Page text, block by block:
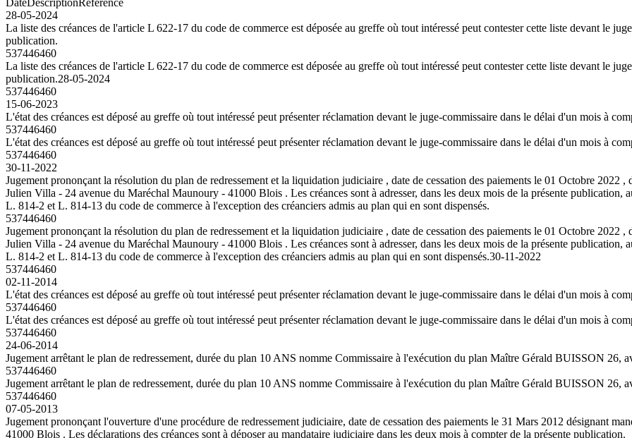
28-05-2024
La liste des créances de l'article L 622-17 du code de commerce est déposée au greffe où tout intéressé peut contester cette liste devant le
publication.
537446460
La liste des créances de l'article L 622-17 du code de commerce est déposée au greffe où tout intéressé peut contester cette liste devant le
publication.28-05-2024
537446460
15-06-2023
L'état des créances est déposé au greffe où tout intéressé peut présenter réclamation devant le juge-commissaire dans le délai d'un mois à
537446460
L'état des créances est déposé au greffe où tout intéressé peut présenter réclamation devant le juge-commissaire dans le délai d'un mois à
537446460
30-11-2022
Jugement prononçant la résolution du plan de redressement et la liquidation judiciaire , date de cessation des paiements le 01 Octobre
Julien Villa - 24 avenue du Maréchal Maunoury - 41000 Blois . Les créances sont à adresser, dans les deux mois de la présente
L. 814-2 et L. 814-13 du code de commerce à l'exception des créanciers admis au plan qui en sont dispensés.
537446460
Jugement prononçant la résolution du plan de redressement et la liquidation judiciaire , date de cessation des paiements le 01 Octobre
Julien Villa - 24 avenue du Maréchal Maunoury - 41000 Blois . Les créances sont à adresser, dans les deux mois de la présente
L. 814-2 et L. 814-13 du code de commerce à l'exception des créanciers admis au plan qui en sont dispensés.30-11-2022
537446460
02-11-2014
L'état des créances est déposé au greffe où tout intéressé peut présenter réclamation devant le juge-commissaire dans le délai d'un mois à
537446460
L'état des créances est déposé au greffe où tout intéressé peut présenter réclamation devant le juge-commissaire dans le délai d'un mois à
537446460
24-06-2014
Jugement arrêtant le plan de redressement, durée du plan 10 ANS nomme Commissaire à l'exécution du plan Maître Gérald BUISSON 26,
537446460
Jugement arrêtant le plan de redressement, durée du plan 10 ANS nomme Commissaire à l'exécution du plan Maître Gérald BUISSON 26,
537446460
07-05-2013
Jugement prononçant l'ouverture d'une procédure de redressement judiciaire, date de cessation des paiements le 31 Mars 2012 désignant
41000 Blois . Les déclarations des créances sont à déposer au mandataire judiciaire dans les deux mois à compter de la présente publication.